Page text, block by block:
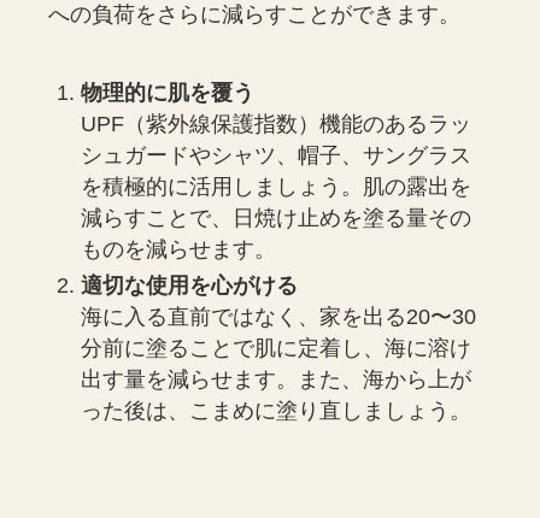
への負荷をさらに減らすことができます。
物理的に肌を覆う
UPF（紫外線保護指数）機能のあるラッ
シュガードやシャツ、帽子、サングラス
を積極的に活用しましょう。肌の露出を
減らすことで、日焼け止めを塗る量その
ものを減らせます。
適切な使用を心がける
海に入る直前ではなく、家を出る20〜30
分前に塗ることで肌に定着し、海に溶け
出す量を減らせます。また、海から上が
った後は、こまめに塗り直しましょう。